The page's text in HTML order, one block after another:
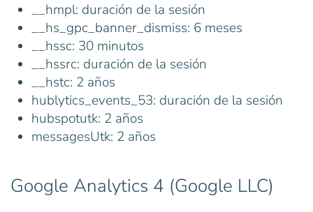
__hmpl: duración de la sesión
__hs_gpc_banner_dismiss: 6 meses
__hssc: 30 minutos
__hssrc: duración de la sesión
__hstc: 2 años
hublytics_events_53: duración de la sesión
hubspotutk: 2 años
messagesUtk: 2 años
Google Analytics 4 (Google LLC)